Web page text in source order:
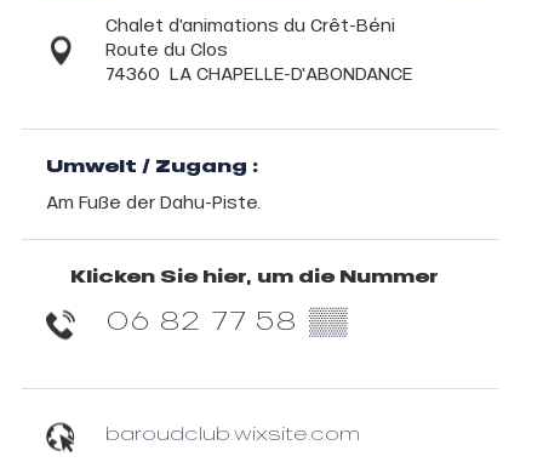
Chalet d'animations du Crêt-Béni
Route du Clos
74360 LA CHAPELLE-D'ABONDANCE
Umwelt / Zugang :
Am Fuße der Dahu-Piste.
Klicken Sie hier, um die Nummer
06 82 77 58 ▒▒
baroudclub.wixsite.com